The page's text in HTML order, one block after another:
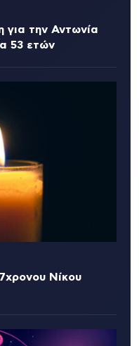
για την Αντωνία
53 ετών
Νίκου